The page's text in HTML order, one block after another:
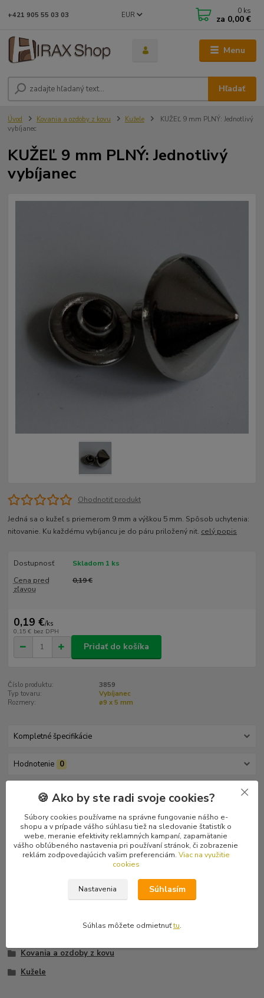
Menu
EUR
Hľadať
+421 905 55 03 03 0 ks
za 0,00 €
Úvod Kovania a ozdoby z kovu Kužele
KUŽEĽ 9 mm PLNÝ: Jednotlivý
vybíjanec
KUŽEĽ 9 mm PLNÝ: Jednotlivý
vybíjanec
Ohodnotiť produkt
Jedná sa o kužeľ s priemerom 9 mm a výškou 5 mm. Spôsob uchytenia:
nitovanie. Ku každému vybíjancu je do páru priložený nit. celý popis
Dostupnosť
Skladom 1 ks
Cena pred
zľavou
0,19 €
0,19 €/ks
0,15 € bez DPH
Pridať do košíka
Číslo produktu:
3859
Typ tovaru:
Vybíjanec
Rozmery:
ø9 x 5 mm
Kompletné špecifikácie
Hodnotenie 0
Komentáre 0
Kompletné špecifikácie
Jedná sa o kužeľ s priemerom 9 mm a výškou 5 mm. Spôsob
uchytenia: nitovanie. Ku každému vybíjancu je do páru priložený
Tovar zaradený v kategóriách
Kovania a ozdoby z kovu
Kužele
🍪 Ako by ste radi svoje cookies?
Súbory cookies používame na správne fungovanie nášho e-
shopu a v prípade vášho súhlasu tiež na sledovanie štatistík o
webe, meranie efektivity reklamných kampaní, zapamätanie
vášho obľúbeného nastavenia pri používaní stránok, či zobrazenie
reklám zodpovedajúcich vašim preferenciám. Viac na využitie
cookies
Nastavenia Súhlasím
Súhlas môžete odmietnuťtu.